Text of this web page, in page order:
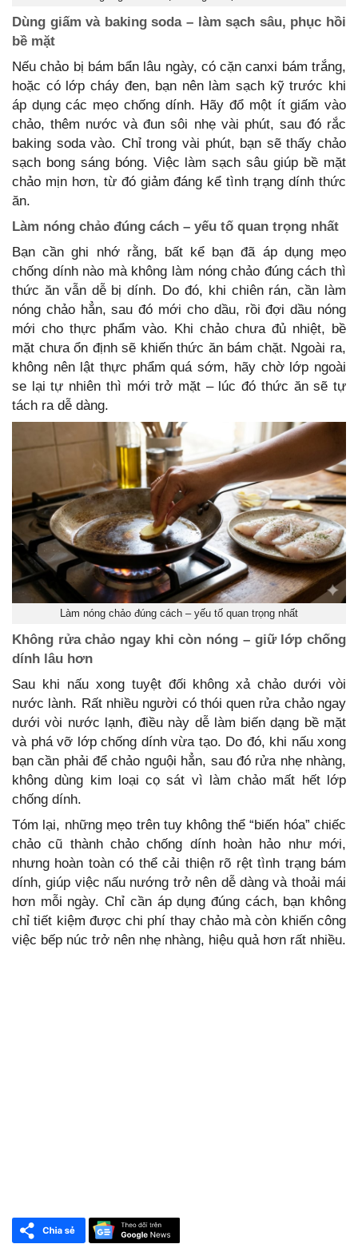
Dùng giấm và baking soda – làm sạch sâu, phục hồi
bề mặt
Nếu chảo bị bám bẩn lâu ngày, có cặn canxi bám trắng,
hoặc có lớp cháy đen, bạn nên làm sạch kỹ trước khi
áp dụng các mẹo chống dính. Hãy đổ một ít giấm vào
chảo, thêm nước và đun sôi nhẹ vài phút, sau đó rắc
baking soda vào. Chỉ trong vài phút, bạn sẽ thấy chảo
sạch bong sáng bóng. Việc làm sạch sâu giúp bề mặt
chảo mịn hơn, từ đó giảm đáng kể tình trạng dính thức
ăn.
Làm nóng chảo đúng cách – yếu tố quan trọng nhất
Bạn cần ghi nhớ rằng, bất kể bạn đã áp dụng mẹo
chống dính nào mà không làm nóng chảo đúng cách thì
thức ăn vẫn dễ bị dính. Do đó, khi chiên rán, cần làm
nóng chảo hẳn, sau đó mới cho dầu, rồi đợi dầu nóng
mới cho thực phẩm vào. Khi chảo chưa đủ nhiệt, bề
mặt chưa ổn định sẽ khiến thức ăn bám chặt. Ngoài ra,
không nên lật thực phẩm quá sớm, hãy chờ lớp ngoài
se lại tự nhiên thì mới trở mặt – lúc đó thức ăn sẽ tự
tách ra dễ dàng.
Làm nóng chảo đúng cách – yếu tố quan trọng nhất
Không rửa chảo ngay khi còn nóng – giữ lớp chống
dính lâu hơn
Sau khi nấu xong tuyệt đối không xả chảo dưới vòi
nước lành. Rất nhiều người có thói quen rửa chảo ngay
dưới vòi nước lạnh, điều này dễ làm biến dạng bề mặt
và phá vỡ lớp chống dính vừa tạo. Do đó, khi nấu xong
bạn cần phải để chảo nguội hẳn, sau đó rửa nhẹ nhàng,
không dùng kim loại cọ sát vì làm chảo mất hết lớp
chống dính.
Tóm lại, những mẹo trên tuy không thể “biến hóa” chiếc
chảo cũ thành chảo chống dính hoàn hảo như mới,
nhưng hoàn toàn có thể cải thiện rõ rệt tình trạng bám
dính, giúp việc nấu nướng trở nên dễ dàng và thoải mái
hơn mỗi ngày. Chỉ cần áp dụng đúng cách, bạn không
chỉ tiết kiệm được chi phí thay chảo mà còn khiến công
việc bếp núc trở nên nhẹ nhàng, hiệu quả hơn rất nhiều.